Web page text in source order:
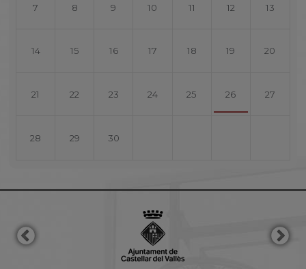
7 8 9 10 11 12 13
14 15 16 17 18 19 20
21 22 23 24 25 26 27
28 29 30